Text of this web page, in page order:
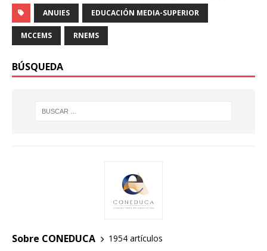
ANUIES EDUCACIÓN MEDIA-SUPERIOR
MCCEMS RNEMS
BÚSQUEDA
Sobre CONEDUCA
1954 artículos